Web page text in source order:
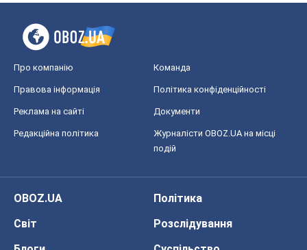
Про компанію Команда
Правова інформація Політика конфіденційності
Реклама на сайті Документи
Редакційна політика
Журналісти OBOZ.UA на місці
подій
OBOZ.UA
Політика
Світ
Розслідування